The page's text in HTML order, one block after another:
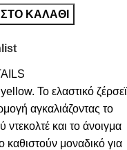
ΚΑΛΆΘΙ
Το ελαστικό ζέρσεϊ
αγκαλιάζοντας το
και το άνοιγμα
μοναδικό για